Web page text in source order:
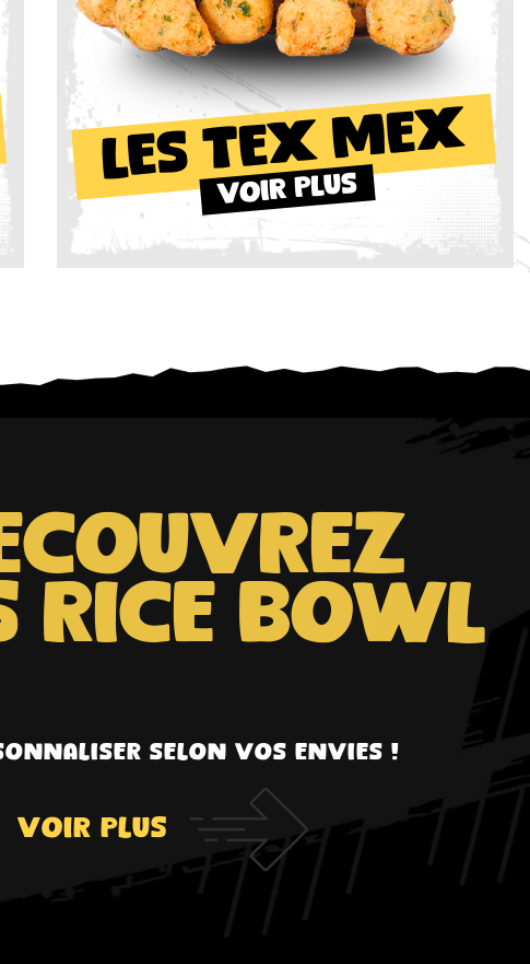
Les Tex Mex
Voir Plus
Rice Bowl
selon vos envies !
voir plus